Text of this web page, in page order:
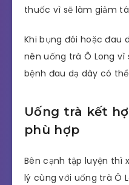
thuốc vì sẽ làm giảm
Khi bụng đói hoặc đau
nên uống trà Ô Long
bệnh đau dạ dày có
Uống trà kết
phù hợp
Bên cạnh tập luyện thì
lý cùng với uống trà Ô